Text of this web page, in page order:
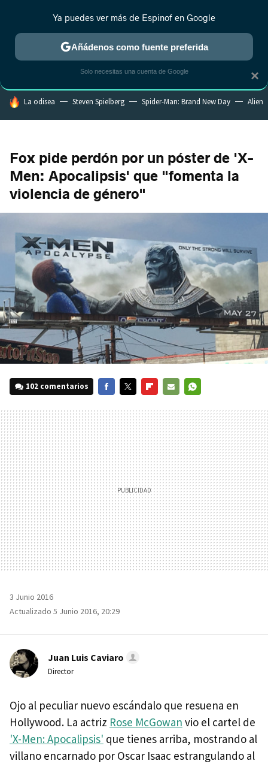
ESTRENOS REALITY ANIME RANKINGS CINE
HOY SE HABLA DE
La odisea Steven Spielberg Spider-Man: Brand New Day Alien
Fox pide perdón por un póster de 'X-
Men: Apocalipsis' que "fomenta la
violencia de género"
102 comentarios
MAIL
3 Junio 2016
Actualizado 5 Junio 2016, 20:29
Juan Luis Caviaro
Director
Ojo al peculiar nuevo escándalo que resuena en
Hollywood. La actriz Rose McGowan vio el cartel de
'X-Men: Apocalipsis' que tienes arriba, mostrando al
villano encarnado por Oscar Isaac estrangulando al
×
Ya puedes ver más de Espinof en Google
Añádenos como fuente preferida
Solo necesitas una cuenta de Google